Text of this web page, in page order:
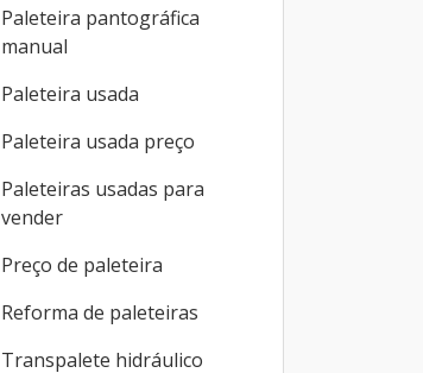
Paleteira pantográfica
manual
Paleteira usada
Paleteira usada preço
Paleteiras usadas para
vender
Preço de paleteira
Reforma de paleteiras
Transpalete hidráulico